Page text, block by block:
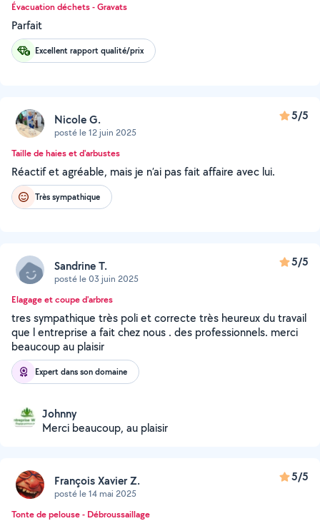
Évacuation déchets - Gravats
Parfait
Excellent rapport qualité/prix
Nicole G.
posté le 12 juin 2025
5/5
Taille de haies et d'arbustes
Réactif et agréable, mais je n’ai pas fait affaire avec lui.
Très sympathique
Sandrine T.
posté le 03 juin 2025
5/5
Elagage et coupe d'arbres
tres sympathique très poli et correcte très heureux du travail
que l entreprise a fait chez nous . des professionnels. merci
beaucoup au plaisir
Expert dans son domaine
Johnny
Merci beaucoup, au plaisir
François Xavier Z.
posté le 14 mai 2025
5/5
Tonte de pelouse - Débroussaillage